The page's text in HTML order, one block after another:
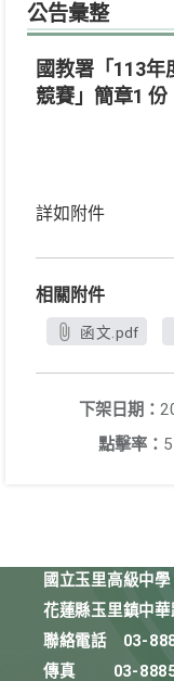
公告彙整
國教署「113
競賽」簡章1 份
詳如附件
相關附件
函文.pdf
下架日期：
點擊率：
國立玉里高級中學
花蓮縣玉里鎮中
聯絡電話
03-
傳真
03-